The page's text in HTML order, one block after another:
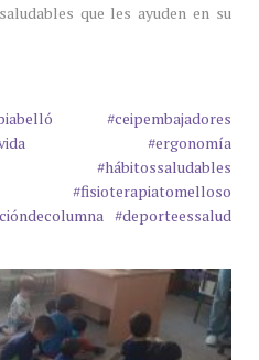
que les ayuden en su
#ceipembajadores
#ergonomía
#hábitossaludables
#fisioterapiatomelloso
#deporteessalud